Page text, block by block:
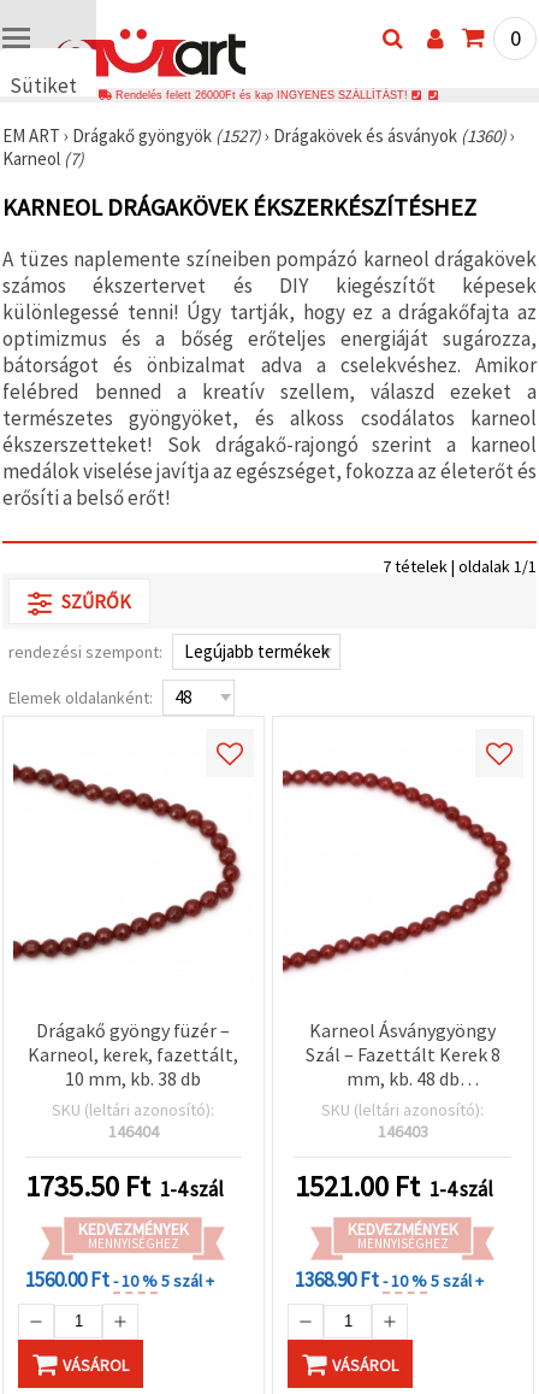
Sütiket
🍪 Cookie-
kat és
technológiákat
használunk
érdekében,
hogy
biztosítsuk
a weboldal
megfelelő
működését,
javítsuk az
Ön
felhasználói
élményét,
és az Ön
hozzájárulásával
elemezzük
a
valamint
tartalmat
jelenítsünk
analitikai és
marketingpartnereink
is.
Az "Összes
Beállításokban
megadhatja
típusú sütik
kiválasztásával
és a
kattintva.
Fogadja
mindet
Beállítások
0
Rendelés felett 26000Ft és kap INGYENES SZÁLLÍTÁST!
EM ART › Drágakő gyöngyök (1527)› Drágakövek és ásványok (1360)›
Karneol (7)
KARNEOL DRÁGAKÖVEK ÉKSZERKÉSZÍTÉSHEZ
A tüzes naplemente színeiben pompázó karneol drágakövek
számos ékszertervet és DIY kiegészítőt képesek
különlegessé tenni! Úgy tartják, hogy ez a drágakőfajta az
optimizmus és a bőség erőteljes energiáját sugározza,
bátorságot és önbizalmat adva a cselekvéshez. Amikor
felébred benned a kreatív szellem, válaszd ezeket a
természetes gyöngyöket, és alkoss csodálatos karneol
ékszerszetteket! Sok drágakő-rajongó szerint a karneol
medálok viselése javítja az egészséget, fokozza az életerőt és
erősíti a belső erőt!
7 tételek | oldalak 1/1
SZŰRŐK
rendezési szempont:
Elemek oldalanként:
Drágakő gyöngy füzér –
Karneol, kerek, fazettált,
10 mm, kb. 38 db
SKU (leltári azonosító):
146404
1735.50 Ft 1-4 szál
KEDVEZMÉNYEK
MENNYISÉGHEZ
1560.00 Ft- 10 %5 szál +
VÁSÁROL
Karneol Ásványgyöngy
Szál – Fazettált Kerek 8
mm, kb. 48 db
(ékszerkészítéshez)
SKU (leltári azonosító):
146403
1521.00 Ft 1-4 szál
KEDVEZMÉNYEK
MENNYISÉGHEZ
1368.90 Ft- 10 %5 szál +
VÁSÁROL